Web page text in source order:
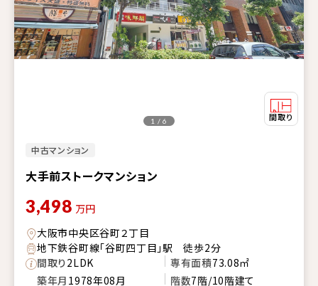
中古マンション
大手前ストークマンション
1 / 6
3,498 万円
大阪市中央区谷町２丁目
地下鉄谷町線「谷町四丁目」駅 徒歩2分
間取り2LDK 専有面積73.08㎡
築年月 1978年08月 階数7階/10階建て